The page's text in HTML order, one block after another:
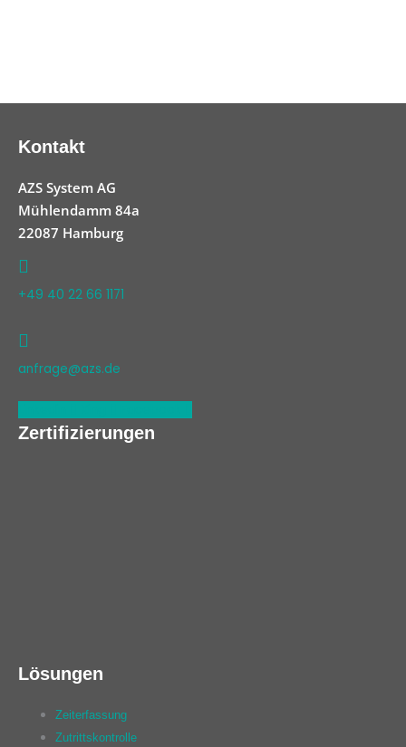
Kontakt
AZS System AG
Mühlendamm 84a
22087 Hamburg
+49 40 22 66 1171
anfrage@azs.de
Zertifizierungen
Lösungen
Zeiterfassung
Zutrittskontrolle